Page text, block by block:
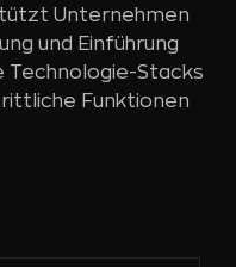
Unternehmen
und Einführung
Technologie-Stacks
Funktionen